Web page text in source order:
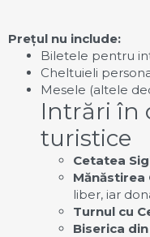
Prețul nu include:
Biletele pentru
Cheltuieli
Mesele (altele
Intrări în
turistice
Cetatea
Mănăstirea
liber, iar
Turnul cu
Biserica